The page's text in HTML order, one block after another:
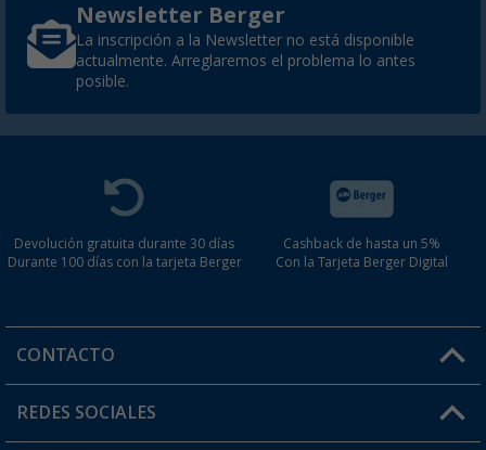
Newsletter Berger
La inscripción a la Newsletter no está disponible
actualmente. Arreglaremos el problema lo antes
posible.
Devolución gratuita durante 30 días
Durante 100 días con la tarjeta Berger
Cashback de hasta un 5%
Con la Tarjeta Berger Digital
CONTACTO
Horario de atención al cliente:
REDES SOCIALES